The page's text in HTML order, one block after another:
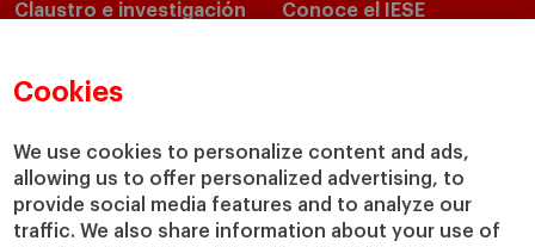
Cookies
We use cookies to personalize content and ads,
allowing us to offer personalized advertising, to
provide social media features and to analyze our
traffic. We also share information about your use of
Claustro e investigación
Departamentos académicos
Cátedras
IESE Insight
IESE Publishing
Conoce el IESE
Nuestro impacto
Colabora con el IESE
Servicios